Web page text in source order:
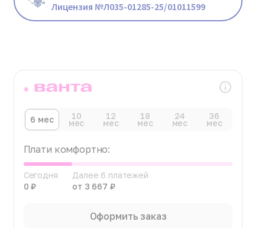
Лицензия №Л035-01285-25/01011599
6 мес 10
мес
12
мес
18
мес
24
мес
36
мес
Плати комфортно:
Сегодня
0 ₽
Далее 6 платежей
от 3 667 ₽
Оформить заказ